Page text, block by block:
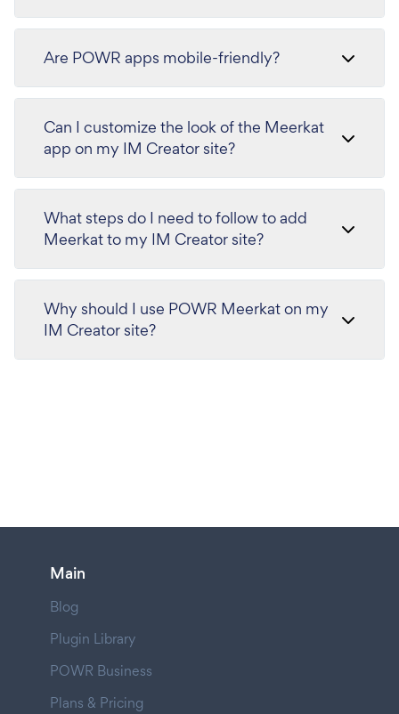
Are POWR apps mobile-friendly?
Can I customize the look of the Meerkat
app on my IM Creator site?
What steps do I need to follow to add
Meerkat to my IM Creator site?
Why should I use POWR Meerkat on my
IM Creator site?
Main
Blog
Plugin Library
POWR Business
Plans & Pricing